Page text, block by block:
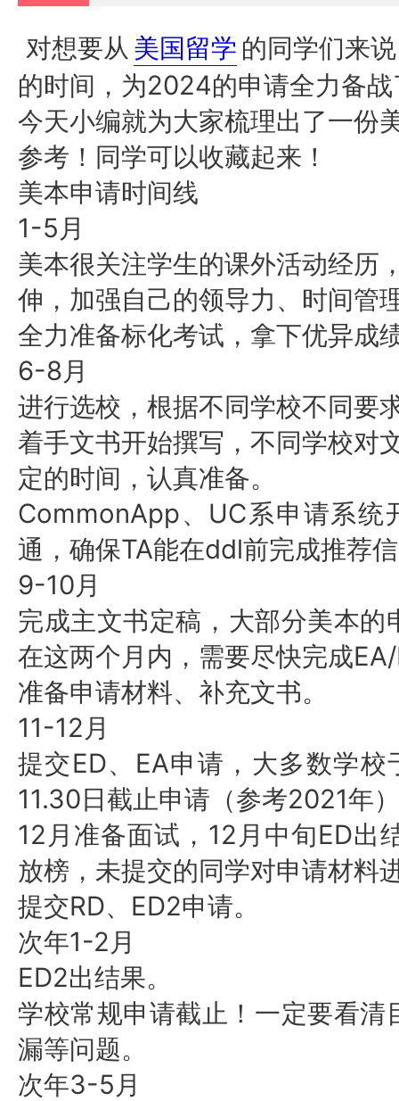
对想要从 美国留学 的同学们来
的时间，为2024的申请全力备战
今天小编就为大家梳理出了一份
参考！同学可以收藏起来！
美本申请时间线
1-5月
美本很关注学生的课外活动经历
伸，加强自己的领导力、时间管
全力准备标化考试，拿下优异成
6-8月
进行选校，根据不同学校不同要
着手文书开始撰写，不同学校对
定的时间，认真准备。
CommonApp、UC系申请系统
通，确保TA能在ddl前完成推荐
9-10月
完成主文书定稿，大部分美本的
在这两个月内，需要尽快完成
准备申请材料、补充文书。
11-12月
提交ED、EA申请，大多数学校
11.30日截止申请（参考2021年
12月准备面试，12月中旬ED出
放榜，未提交的同学对申请材料
提交RD、ED2申请。
次年1-2月
ED2出结果。
学校常规申请截止！一定要看清
漏等问题。
次年3-5月